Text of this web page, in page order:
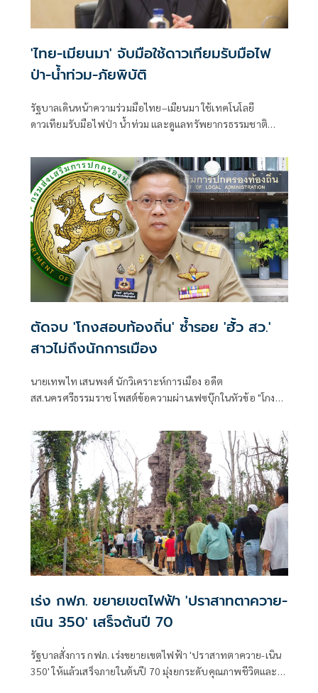
'ไทย-เมียนมา' จับมือใช้ดาวเทียมรับมือไฟ
ป่า-น้ำท่วม-ภัยพิบัติ
รัฐบาลเดินหน้าความร่วมมือไทย–เมียนมา ใช้เทคโนโลยี
ดาวเทียมรับมือไฟป่า น้ำท่วม และดูแลทรัพยากรธรรมชาติ
ตัดจบ 'โกงสอบท้องถิ่น' ซ้ำรอย 'ฮั้ว สว.'
สาวไม่ถึงนักการเมือง
นายเทพไท เสนพงศ์ นักวิเคราะห์การเมือง อดีต
สส.นครศรีธรรมราช โพสต์ข้อความผ่านเฟซบุ๊กในหัวข้อ "โกง
เร่ง กฟภ. ขยายเขตไฟฟ้า 'ปราสาทตาควาย-
เนิน 350' เสร็จต้นปี 70
รัฐบาลสั่งการ กฟภ. เร่งขยายเขตไฟฟ้า 'ปราสาทตาควาย-เนิน
350' ให้แล้วเสร็จภายในต้นปี 70 มุ่งยกระดับคุณภาพชีวิตและ